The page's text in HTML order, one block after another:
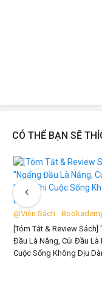
CÓ THỂ BẠN SẼ
@Viện Sách -
[Tóm Tắt & Review Sách]
Đầu Là Nắng, Cúi Đầu Là
Cuộc Sống Không Dịu